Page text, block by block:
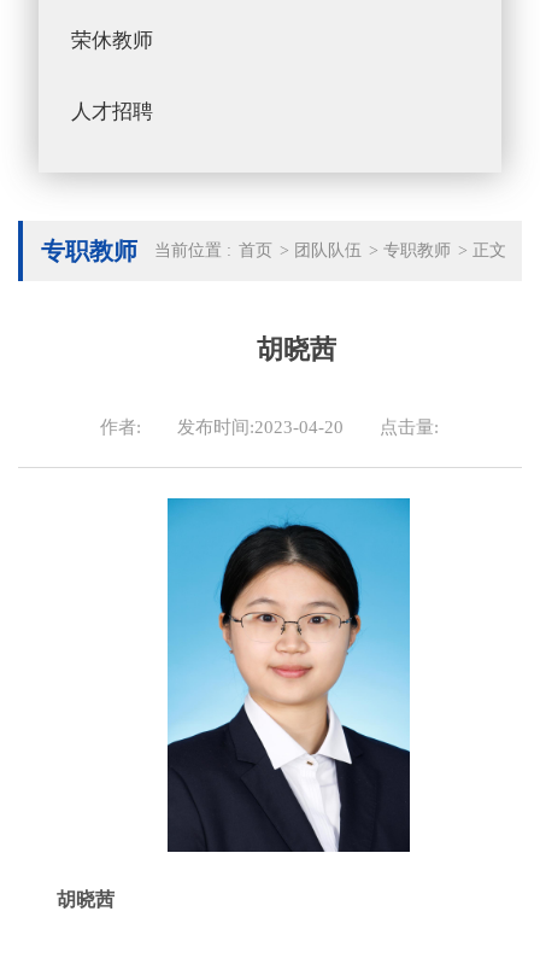
荣休教师
人才招聘
专职教师 当前位置 : 首页 > 团队队伍 > 专职教师 > 正文
胡晓茜
作者: 发布时间:2023-04-20 点击量:
胡晓茜